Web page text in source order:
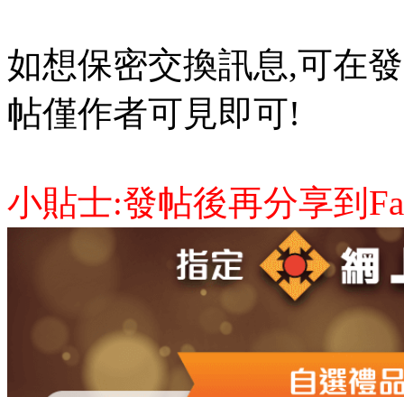
如想保密交換訊息,可在
帖僅作者可見即可!
小貼士:發帖後再分享到